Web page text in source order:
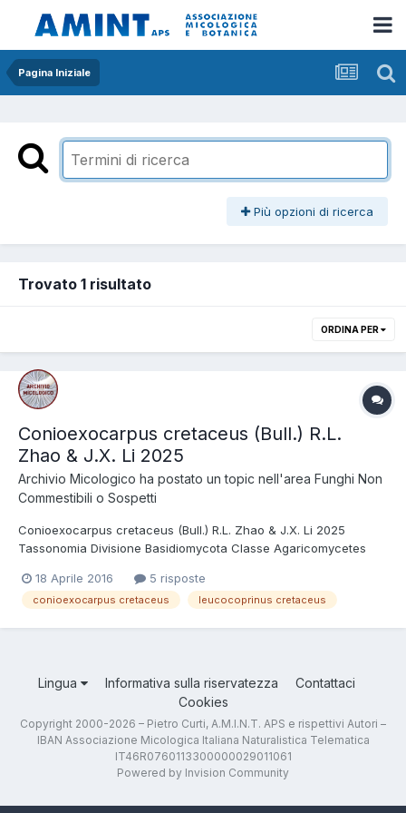
Pagina Iniziale
Più opzioni di ricerca
Trovato 1 risultato
ORDINA PER
Conioexocarpus cretaceus (Bull.) R.L.
Zhao & J.X. Li 2025
Archivio Micologico ha postato un topic nell'area Funghi Non
Commestibili o Sospetti
Conioexocarpus cretaceus (Bull.) R.L. Zhao & J.X. Li 2025
Tassonomia Divisione Basidiomycota Classe Agaricomycetes
cretaceus (Bull. : Fr.) Locq. 1945 Nato in un vaso, si presenta
interamente bianco e di medie dime...
18 Aprile 2016 5 risposte
conioexocarpus cretaceus leucocoprinus cretaceus
Lingua Informativa sulla riservatezza
Contattaci
Cookies
Copyright 2000-2026 – Pietro Curti, A.M.I.N.T. APS e rispettivi Autori –
IBAN Associazione Micologica Italiana Naturalistica Telematica
IT46R0760113300000029011061
Powered by Invision Community